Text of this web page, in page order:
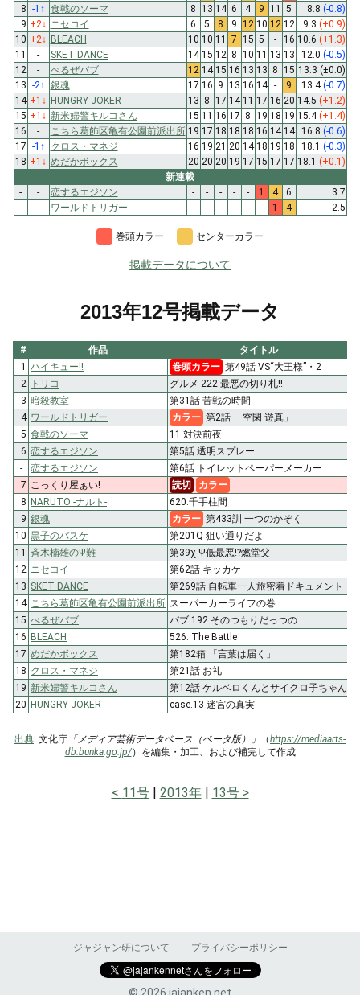
8 -1 ↑ 食戟のソーマ 8 13 14 6 4 9 11 5 8.8 (-0.8)
9 +2↓ ニセコイ 6 5 8 9 12 10 12 12 9.3 (+0.9)
10 +2↓ BLEACH 10 10 11 7 15 5 - 16 10.6 (+1.3)
11
- SKET DANCE 14 15 12 8 10 11 13 13 12.0 (-0.5)
12
- べるぜバブ 12 14 15 16 13 13 8 15 13.3 (±0.0)
13 -2↑ 銀魂 17 16 9 13 16 14 - 9 13.4(-0.7)
14 +1 ↓ HUNGRY JOKER 13 8 17 14 11 17 16 20 14.5 (+1.2)
15 +1 ↓ 新米婦警キルコさん 15 11 16 17 8 19 18 19 15.4(+1.4)
16
- こちら葛飾区亀有公園前派出所 19 17 18 18 18 16 14 14 16.8 (-0.6)
17 -1 ↑ クロス・マネジ 16 19 21 20 14 18 19 18 18.1 (-0.3)
18 +1 ↓ めだかボックス 20 20 20 19 17 15 17 17 18.1 (+0.1)
新連載
-
- 恋するエジソン - - - - - 1 4 6
3.7
-
- ワールドトリガー - - - - - - 1 4 2.5
巻頭カラー センターカラー
掲載データについて
2013年12号掲載データ
# 作品
タイトル
1 ハイキュー!! 巻頭カラー 第49話 VS“大王様”・2
2
トリコ
グルメ 222 最悪の切り札!!
3 暗殺教室
第31話 苦戦の時間
4 ワールドトリガー カラー 第2話 「空閑 遊真」
5 食戟のソーマ
11 対決前夜
6 恋するエジソン
第5話 透明スプレー
-
恋するエジソン
第6話 トイレットペーパーメーカー
7
こっくり屋ぁい! 読切
カラー
8 NARUTO -ナルト-
620:千手柱間
9 銀魂 カラー 第433訓 一つのかぞく
10 黒子のバスケ
第201Q 狙い通りだよ
11 斉木楠雄のΨ難
第39χ Ψ低最悪!?燃堂父
12 ニセコイ
第62話 キッカケ
13 SKET DANCE
第269話 自転車一人旅密着ドキュメント
14 こちら葛飾区亀有公園前派出所 スーパーカーライフの巻
15 べるぜバブ
バブ 192 そのつもりだっつの
16 BLEACH
526. The Battle
17 めだかボックス
第182箱 「言葉は届く」
18 クロス・マネジ
第21話 お礼
19 新米婦警キルコさん
第12話 ケルベロくんとサイクロ子ちゃん
20 HUNGRY JOKER case.13 迷宮の真実
出典: 文化庁 「メディア芸術データベース（ベータ版）」 （https://mediaarts-
db.bunka.go.jp/）を編集・加工、および補完して作成
11号 2013年 13号
ジャジャン研について プライバシーポリシー
© 2026 jajanken.net